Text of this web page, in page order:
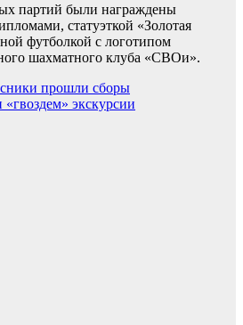
партий были награждены
статуэткой «Золотая
футболкой с логотипом
шахматного клуба «СВОи».
прошли сборы
экскурсии